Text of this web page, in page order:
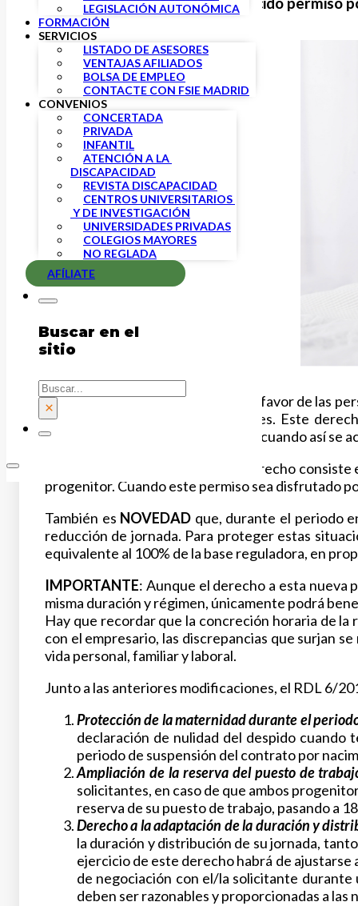
LEGISLACIÓN AUTONÓMICA
FORMACIÓN
SERVICIOS
LISTADO DE ASESORES
VENTAJAS AFILIADOS
BOLSA DE EMPLEO
CONTACTE CON FSIE MADRID
CONVENIOS
CONCERTADA
PRIVADA
INFANTIL
ATENCIÓN A LA
DISCAPACIDAD
REVISTA DISCAPACIDAD
CENTROS UNIVERSITARIOS
Y DE INVESTIGACIÓN
UNIVERSIDADES PRIVADAS
COLEGIOS MAYORES
NO REGLADA
AFÍLIATE
Buscar en el
sitio
Buscar
×
Como hasta ahora, se reconoce en favor de las
lactante hasta que cumpla 9 meses. Este
acumularse en jornadas completas cuando así se
en este derecho
progenitor. Cuando este permiso sea disfrutado
También es NOVEDAD que, durante el periodo
reducción de jornada. Para proteger estas
equivalente al 100% de la base reguladora, en
IMPORTANTE: Aunque el derecho a esta nueva
misma duración y régimen, únicamente podrá
Hay que recordar que la concreción horaria de
con el empresario, las discrepancias que surjan
vida personal, familiar y laboral.
Junto a las anteriores modificaciones, el RDL 6/
Protección de la maternidad durante el
declaración de nulidad del despido cuando
periodo de suspensión del contrato por
Ampliación de la reserva del puesto de
solicitantes, en caso de que ambos
reserva de su puesto de trabajo, pasando a
Derecho a la adaptación de la duración y
la duración y distribución de su jornada,
ejercicio de este derecho habrá de ajustarse
de negociación con el/la solicitante durante
deben ser razonables y proporcionadas a las